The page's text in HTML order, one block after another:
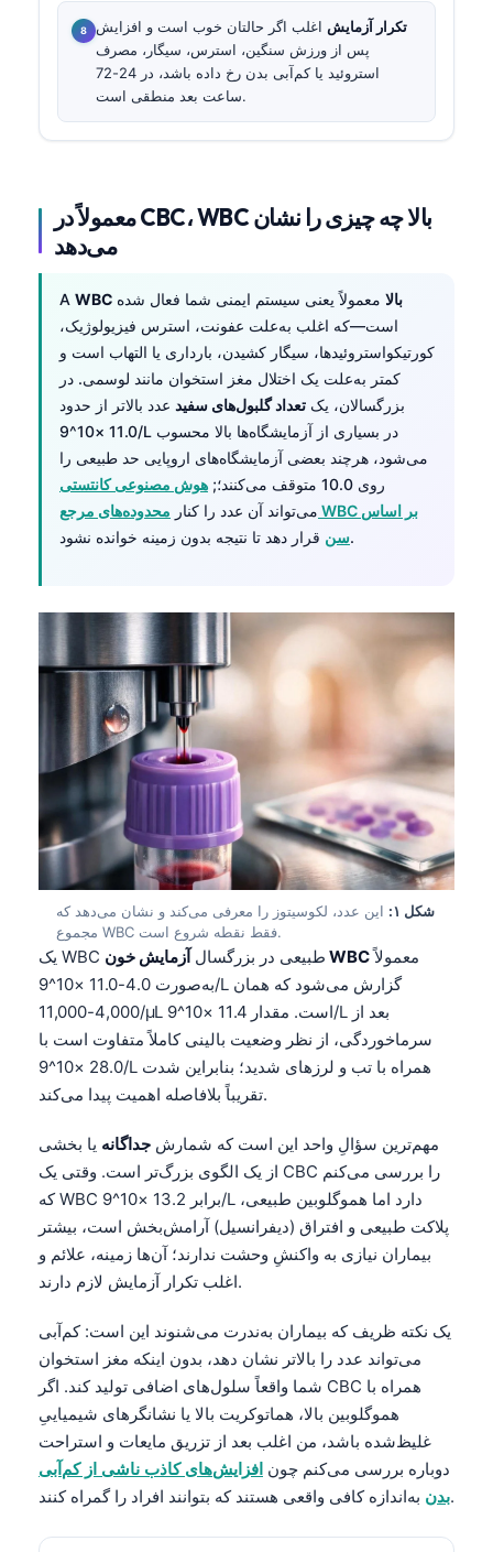
تکرار آزمایش اغلب اگر حالتان خوب است و افزایش
پس از ورزش سنگین، استرس، سیگار، مصرف
استروئید یا کم‌آبی بدن رخ داده باشد، در 24-72
ساعت بعد منطقی است.
معمولاً در CBC، WBC بالا چه چیزی را نشان
می‌دهد
A WBC بالا معمولاً یعنی سیستم ایمنی شما فعال شده
است—که اغلب به‌علت عفونت، استرس فیزیولوژیک،
کورتیکواستروئیدها، سیگار کشیدن، بارداری یا التهاب است و
کمتر به‌علت یک اختلال مغز استخوان مانند لوسمی. در
بزرگسالان، یک تعداد گلبول‌های سفید عدد بالاتر از حدود
11.0 ×10^9/L در بسیاری از آزمایشگاه‌ها بالا محسوب
می‌شود، هرچند بعضی آزمایشگاه‌های اروپایی حد طبیعی را
روی 10.0 متوقف می‌کنند؛;
هوش مصنوعی کانتستی
می‌تواند آن عدد را کنار محدوده‌های مرجع WBC بر اساس
سنقرار دهد تا نتیجه بدون زمینه خوانده نشود.
شکل ۱:
این عدد، لکوسیتوز را معرفی می‌کند و نشان می‌دهد که
مجموع WBC فقط نقطه شروع است.
یک WBC طبیعی در بزرگسال آزمایش خون WBCمعمولاً
به‌صورت 4.0-11.0 ×10^9/L گزارش می‌شود که همان
4,000-11,000/µL است. مقدار 11.4 ×10^9/L بعد از
سرماخوردگی، از نظر وضعیت بالینی کاملاً متفاوت است با
28.0 ×10^9/L همراه با تب و لرزهای شدید؛ بنابراین شدت
تقریباً بلافاصله اهمیت پیدا می‌کند.
مهم‌ترین سؤالِ واحد این است که شمارش جداگانه یا بخشی
از یک الگوی بزرگ‌تر است. وقتی یک CBC را بررسی می‌کنم
که WBC برابر 13.2 ×10^9/L دارد اما هموگلوبین طبیعی،
پلاکت طبیعی و افتراق (دیفرانسیل) آرامش‌بخش است، بیشتر
بیماران نیازی به واکنشِ وحشت ندارند؛ آن‌ها زمینه، علائم و
اغلب تکرار آزمایش لازم دارند.
یک نکته ظریف که بیماران به‌ندرت می‌شنوند این است: کم‌آبی
می‌تواند عدد را بالاتر نشان دهد، بدون اینکه مغز استخوان
شما واقعاً سلول‌های اضافی تولید کند. اگر CBC همراه با
هموگلوبین بالا، هماتوکریت بالا یا نشانگرهای شیمیاییِ
غلیظ‌شده باشد، من اغلب بعد از تزریق مایعات و استراحت
دوباره بررسی می‌کنم چون افزایش‌های کاذب ناشی از کم‌آبی
بدنبه‌اندازه کافی واقعی هستند که بتوانند افراد را گمراه کنند.